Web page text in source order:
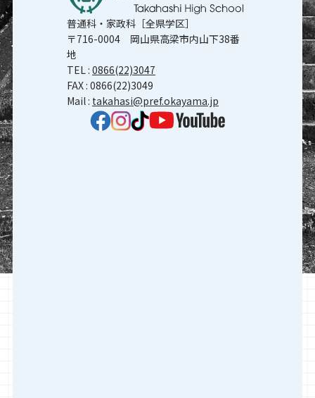
普通科・家政科［全県学区］
〒716-0004 岡山県高梁市内山下38番
地
TEL : 0866(22)3047
FAX : 0866(22)3049
Mail : takahasi@pref.okayama.jp